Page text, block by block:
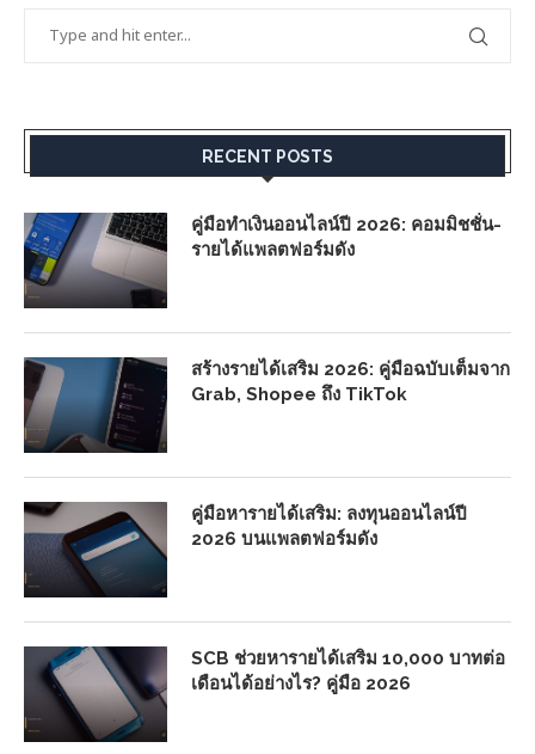
RECENT POSTS
คู่มือทำเงินออนไลน์ปี 2026: คอมมิชชั่น-
รายได้แพลตฟอร์มดัง
สร้างรายได้เสริม 2026: คู่มือฉบับเต็มจาก
Grab, Shopee ถึง TikTok
คู่มือหารายได้เสริม: ลงทุนออนไลน์ปี
2026 บนแพลตฟอร์มดัง
SCB ช่วยหารายได้เสริม 10,000 บาทต่อ
เดือนได้อย่างไร? คู่มือ 2026